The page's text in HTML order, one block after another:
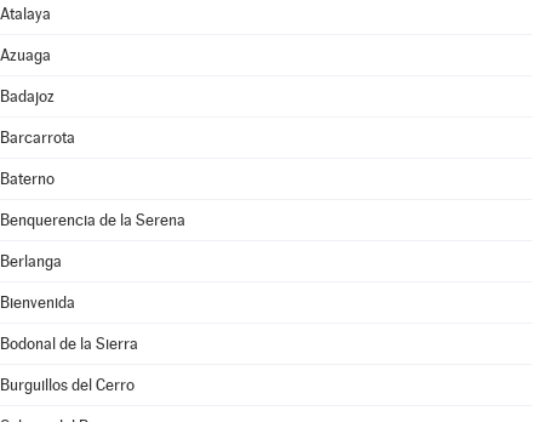
Atalaya
Azuaga
Badajoz
Barcarrota
Baterno
Benquerencia de la Serena
Berlanga
Bienvenida
Bodonal de la Sierra
Burguillos del Cerro